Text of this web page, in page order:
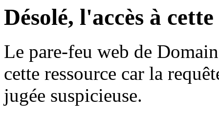
Désolé, l'accès à
Le pare-feu web de
cette ressource car la
jugée suspicieuse.